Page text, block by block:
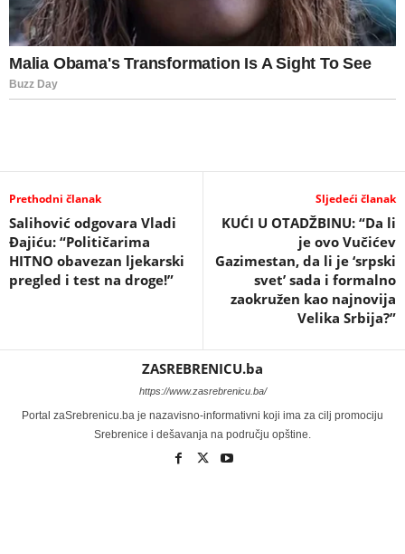
Prethodni članak
Salihović odgovara Vladi
Đajiću: “Političarima
HITNO obavezan ljekarski
pregled i test na droge!”
Sljedeći članak
KUĆI U OTADŽBINU: “Da li
je ovo Vučićev
Gazimestan, da li je ‘srpski
svet’ sada i formalno
zaokružen kao najnovija
Velika Srbija?”
ZASREBRENICU.ba
https://www.zasrebrenicu.ba/
Portal zaSrebrenicu.ba je nazavisno-informativni koji ima za cilj promociju
Srebrenice i dešavanja na području opštine.